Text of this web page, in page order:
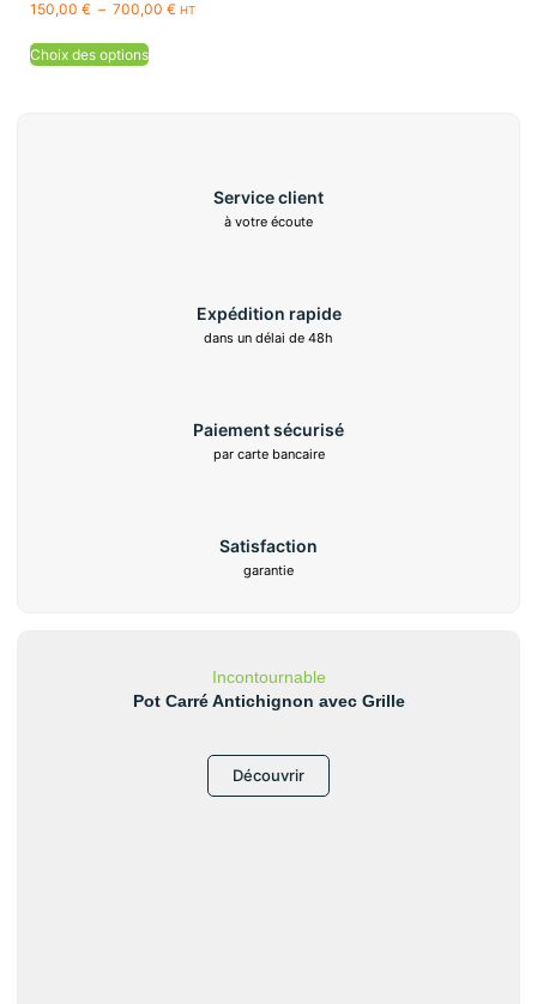
Service client
à votre écoute
Expédition rapide
dans un délai de 48h
Paiement sécurisé
par carte bancaire
Satisfaction
garantie
Incontournable
Pot Carré Antichignon avec Grille
Découvrir
150,00 € – 700,00 € HT
Choix des options